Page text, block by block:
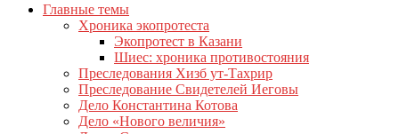
Главные темы
Хроника экопротеста
Экопротест в Казани
Шиес: хроника противостояния
Преследования Хизб ут-Тахрир
Преследование Свидетелей Иеговы
Дело Константина Котова
Дело «Нового величия»